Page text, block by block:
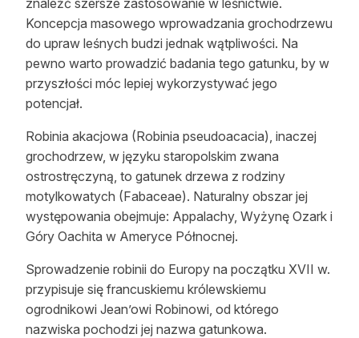
Reklama
Zostań autorem
Archiwum
Kontakt
Koncepcja masowego wprowadzania grochodrzewu
do upraw leśnych budzi jednak wątpliwości. Na
pewno warto prowadzić badania tego gatunku, by w
przyszłości móc lepiej wykorzystywać jego
potencjał.
Robinia akacjowa (Robinia pseudoacacia), inaczej
grochodrzew, w języku staropolskim zwana
ostrostręczyną, to gatunek drzewa z rodziny
motylkowatych (Fabaceae). Naturalny obszar jej
występowania obejmuje: Appalachy, Wyżynę Ozark i
Góry Oachita w Ameryce Północnej.
Sprowadzenie robinii do Europy na początku XVII w.
przypisuje się francuskiemu królewskiemu
ogrodnikowi Jean’owi Robinowi, od którego
nazwiska pochodzi jej nazwa gatunkowa.